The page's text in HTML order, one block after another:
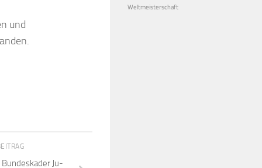
und
Ju-
Weltmeisterschaft